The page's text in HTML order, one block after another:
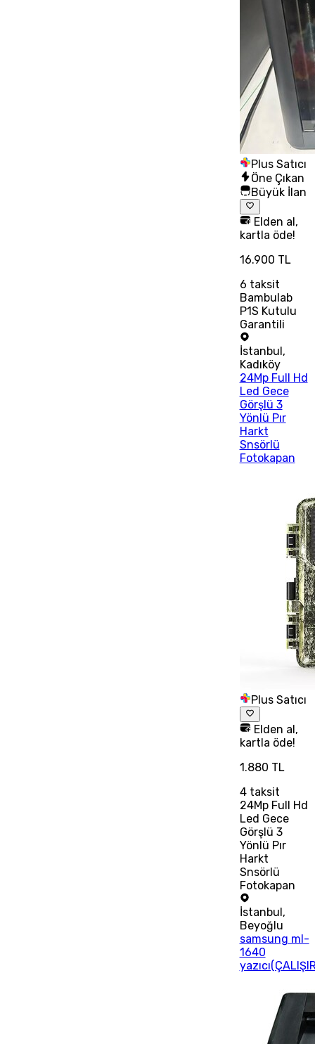
Plus Satıcı
Öne Çıkan
Büyük İlan
Elden al,
kartla öde!
16.900 TL
6 taksit
Bambulab
P1S Kutulu
Garantili
İstanbul,
Kadıköy
24Mp Full Hd
Led Gece
Görşlü 3
Yönlü Pır
Harkt
Snsörlü
Fotokapan
Plus Satıcı
Elden al,
kartla öde!
1.880 TL
4taksit
24Mp Full Hd
Led Gece
Görşlü 3
Yönlü Pır
Harkt
Snsörlü
Fotokapan
İstanbul ,
Beyoğlu
samsung ml-
1640